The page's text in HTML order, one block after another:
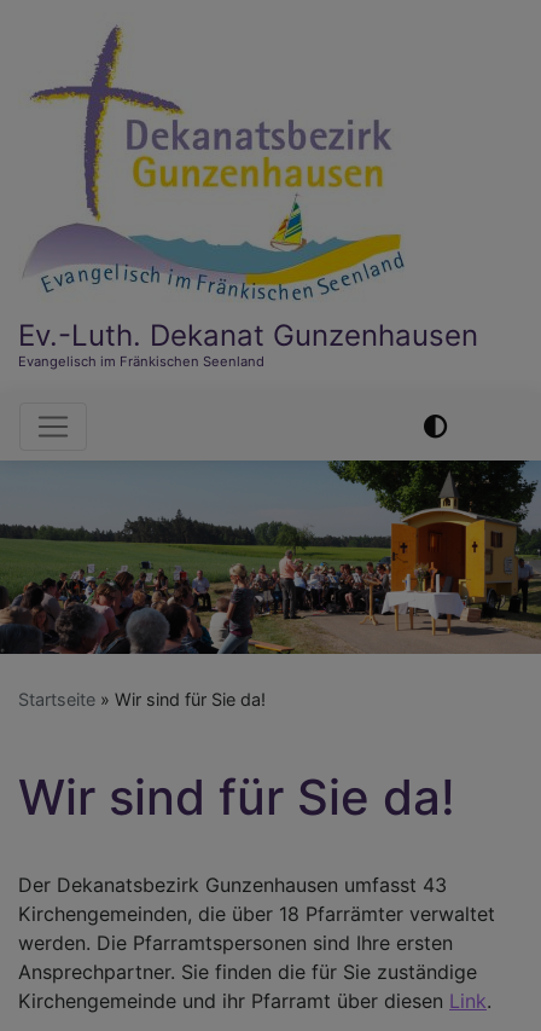
Ev.-Luth. Dekanat Gunzenhausen
Evangelisch im Fränkischen Seenland
Hauptnavigation
Startseite Wir sind für Sie da!
Wir sind für Sie da!
Der Dekanatsbezirk Gunzenhausen umfasst 43
Kirchengemeinden, die über 18 Pfarrämter verwaltet
werden. Die Pfarramtspersonen sind Ihre ersten
Ansprechpartner. Sie finden die für Sie zuständige
Kirchengemeinde und ihr Pfarramt über diesen Link.